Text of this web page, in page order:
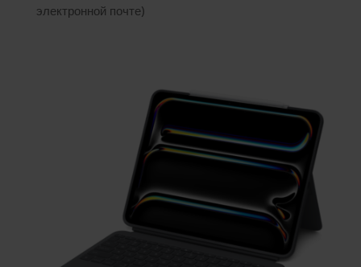
электронной почте)